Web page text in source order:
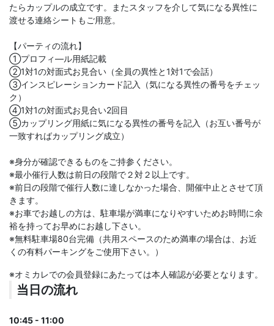
たらカップルの成立です。またスタッフを介して気になる異性に
渡せる連絡シートもご用意。
【パーティの流れ】
①プロフィ―ル用紙記載
②1対1の対面式お見合い（全員の異性と1対1で会話）
③インスピレーションカード記入（気になる異性の番号をチェッ
ク）
④1対1の対面式お見合い2回目
⑤カップリング用紙に気になる異性の番号を記入（お互い番号が
一致すればカップリング成立）
※身分が確認できるものをご持参ください。
※最小催行人数は前日の段階で２対２以上です。
※前日の段階で催行人数に達しなかった場合、開催中止とさせて頂
きます。
※お車でお越しの方は、駐車場が満車になりやすいためお時間に余
裕を持ってお早めにお越し下さい。
※無料駐車場80台完備（共用スペースのため満車の場合は、お近
くの有料パーキングをご使用下さい。）
※オミカレでの会員登録にあたっては本人確認が必要となります。
当日の流れ
10:45 - 11:00